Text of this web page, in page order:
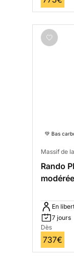
💚 Bas
Massif de
Rando
En
7 jours
Dès
737€